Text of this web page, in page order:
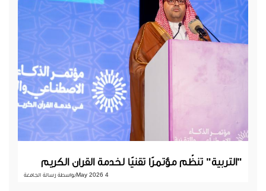
"التربية" تنظّم مؤتمرًا تقنيًا لخدمة القرآن الكريم
4 May 2026 بواسطة رسالة الجامعة